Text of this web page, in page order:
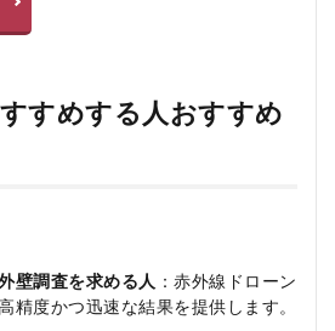
すめする人おすすめ
壁調査を求める人 ：赤外線ドローン
精度かつ迅速な結果を提供します。